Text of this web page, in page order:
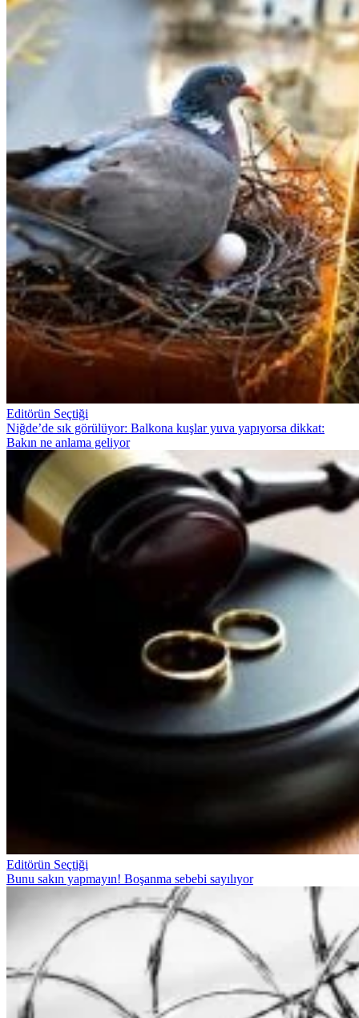
Editörün Seçtiği
Niğde’de sık görülüyor: Balkona kuşlar yuva yapıyorsa dikkat:
Bakın ne anlama geliyor
Editörün Seçtiği
Bunu sakın yapmayın! Boşanma sebebi sayılıyor